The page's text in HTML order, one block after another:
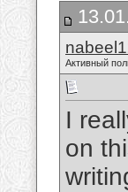
Активный
I
on